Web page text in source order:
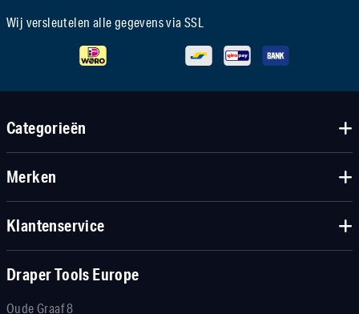
Wij versleutelen alle gegevens via SSL
Categorieën
Merken
Klantenservice
Draper Tools Europe
Oude Graaf 8